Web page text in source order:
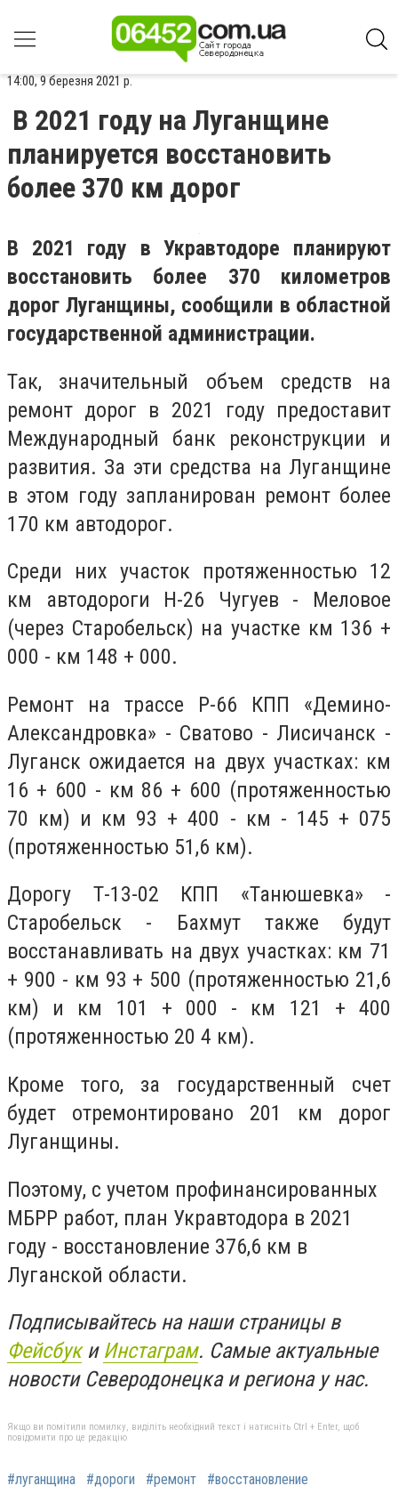
14:00, 9 березня 2021 р.
В 2021 году на Луганщине
планируется восстановить
более 370 км дорог
В 2021 году в Укравтодоре планируют
восстановить более 370 километров
дорог Луганщины, сообщили в областной
государственной администрации.
Так, значительный объем средств на
ремонт дорог в 2021 году предоставит
Международный банк реконструкции и
развития. За эти средства на Луганщине
в этом году запланирован ремонт более
170 км автодорог.
Среди них участок протяженностью 12
км автодороги Н-26 Чугуев - Меловое
(через Старобельск) на участке км 136 +
000 - км 148 + 000.
Ремонт на трассе Р-66 КПП «Демино-
Александровка» - Сватово - Лисичанск -
Луганск ожидается на двух участках: км
16 + 600 - км 86 + 600 (протяженностью
70 км) и км 93 + 400 - км - 145 + 075
(протяженностью 51,6 км).
Дорогу Т-13-02 КПП «Танюшевка» -
Старобельск - Бахмут также будут
восстанавливать на двух участках: км 71
+ 900 - км 93 + 500 (протяженностью 21,6
км) и км 101 + 000 - км 121 + 400
(протяженностью 20 4 км).
Кроме того, за государственный счет
будет отремонтировано 201 км дорог
Луганщины.
Поэтому, с учетом профинансированных
МБРР работ, план Укравтодора в 2021
году - восстановление 376,6 км в
Луганской области.
Подписывайтесь на наши страницы в
Фейсбуки Инстаграм. Самые актуальные
новости Северодонецка и региона у нас.
Якщо ви помітили помилку, виділіть необхідний текст і натисніть Ctrl + Enter, щоб
повідомити про це редакцію
#луганщина #дороги #ремонт #восстановление